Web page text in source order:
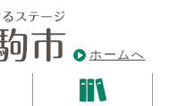
ホームへ